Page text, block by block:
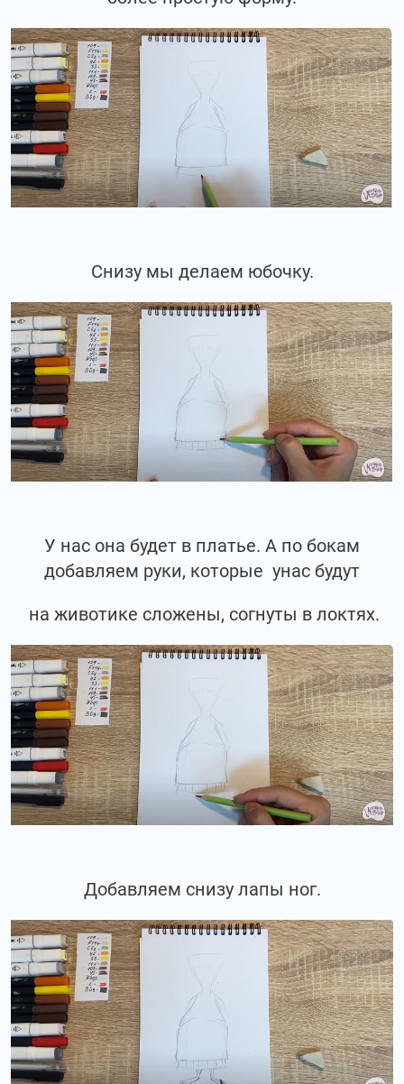
Снизу мы делаем юбочку.
У нас она будет в платье. А по бокам
добавляем руки, которые унас будут
на животике сложены, согнуты в локтях.
Добавляем снизу лапы ног.